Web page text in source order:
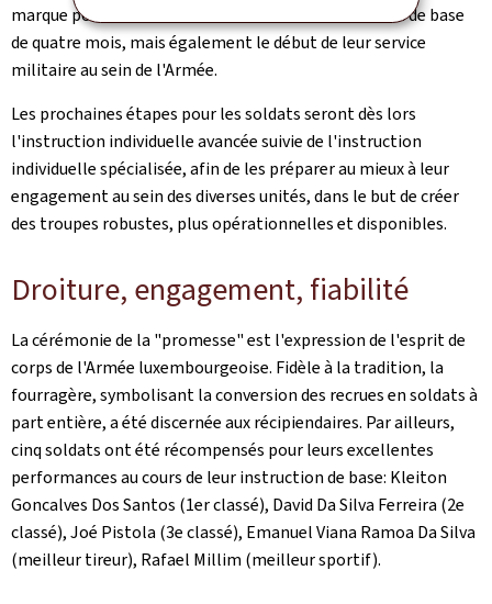
marque pour les volontaires la fin de leur instruction de base
de quatre mois, mais également le début de leur service
militaire au sein de l'Armée.
Les prochaines étapes pour les soldats seront dès lors
l'instruction individuelle avancée suivie de l'instruction
individuelle spécialisée, afin de les préparer au mieux à leur
engagement au sein des diverses unités, dans le but de créer
des troupes robustes, plus opérationnelles et disponibles.
Droiture, engagement, fiabilité
La cérémonie de la "promesse" est l'expression de l'esprit de
corps de l'Armée luxembourgeoise. Fidèle à la tradition, la
fourragère, symbolisant la conversion des recrues en soldats à
part entière, a été discernée aux récipiendaires. Par ailleurs,
cinq soldats ont été récompensés pour leurs excellentes
performances au cours de leur instruction de base: Kleiton
Goncalves Dos Santos (1er classé), David Da Silva Ferreira (2e
classé), Joé Pistola (3e classé), Emanuel Viana Ramoa Da Silva
(meilleur tireur), Rafael Millim (meilleur sportif).